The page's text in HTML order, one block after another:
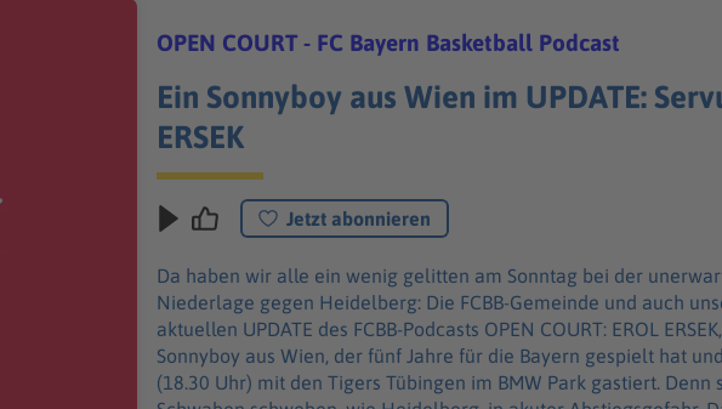
OPEN COURT - FC Bayern Basketball Podcast
Ein Sonnyboy aus Wien im UPDATE:
ERSEK
Jetzt abonnieren
Da haben wir alle ein wenig gelitten am Sonntag bei der
Niederlage gegen Heidelberg: Die FCBB-Gemeinde und auch
aktuellen UPDATE des FCBB-Podcasts OPEN COURT: EROL ERSEK, 25-jähriger
Sonnyboy aus Wien, der fünf Jahre für die Bayern gespielt hat
(18.30 Uhr) mit den Tigers Tübingen im BMW Park gastiert. Denn seine